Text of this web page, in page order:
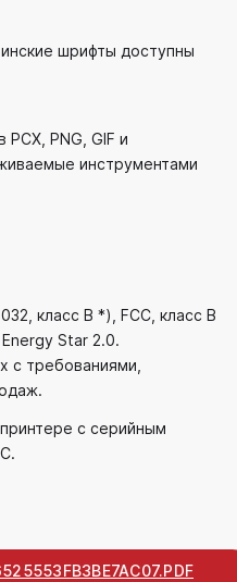
шрифты доступны
PNG, GIF и
инструментами
класс B *), FCC, класс B
Star 2.0.
с требованиями,
с серийным